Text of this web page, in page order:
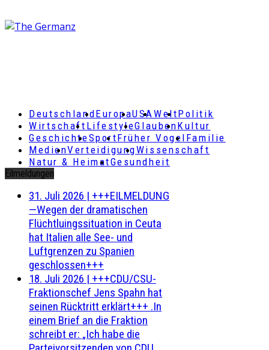
DeutschlandEuropaUSAWeltPolitik
Wirtschaft LifestyleGlaubenKultur
GeschichteSportFrüher Vogel Familie
MedienVerteidigungWissenschaft
Natur & HeimatGesundheit
Eilmeldungen
31. Juli 2026 | +++EILMELDUNG
—Wegen der dramatischen
Flüchtluingssituation in Ceuta
hat Italien alle See- und
Luftgrenzen zu Spanien
geschlossen+++
18. Juli 2026 | +++CDU/CSU-
Fraktionschef Jens Spahn hat
seinen Rücktritt erklärt+++ .In
einem Brief an die Fraktion
schreibt er: „Ich habe die